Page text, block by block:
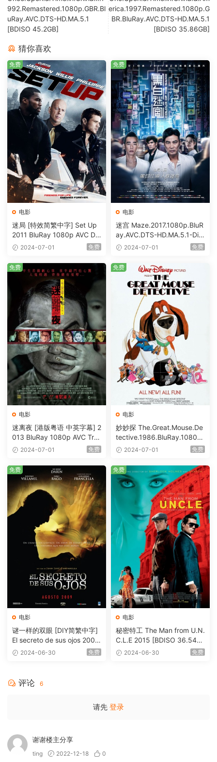
992.Remastered.1080p.GBR.Bl
uRay.AVC.DTS-HD.MA.5.1
[BDISO 45.2GB]
erica.1997.Remastered.1080p.G
BR.BluRay.AVC.DTS-HD.MA.5.1
[BDISO 35.86GB]
猜你喜欢
电影
迷局 [特效简繁中字] Set Up
2011 BluRay 1080p AVC DT
S-HD MA5.1-shhaclm@CHD
2024-07-01 免费
免费
电影
迷宫 Maze.2017.1080p.BluR
ay.AVC.DTS-HD.MA.5.1-DiY
@HDHome [BDISO 19.7GB]
2024-07-01 免费
免费
电影
迷离夜 [港版粤语 中英字幕] 2
013 BluRay 1080p AVC Tru
eHD5.1 [BDISO 22.64GB]
2024-07-01 免费
免费
电影
妙妙探 The.Great.Mouse.De
tective.1986.BluRay.1080p.
AVC.DTS-HD.MA.5.1-HDHo
2024-07-01 免费
免费
电影
谜一样的双眼 [DIY简繁中字]
El secreto de sus ojos 2009
1080p Blu-ray AVC DTS-HD
2024-06-30 免费
免费
电影
秘密特工 The Man from U.N.
C.L.E 2015 [BDISO 36.54G
B] 2024-06-30 免费
免费
评论 6
请先 登录
谢谢楼主分享
ting 2022-12-18 0